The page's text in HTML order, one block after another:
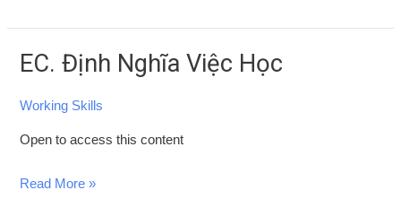
Bạn
EC. Định Nghĩa Việc Học
Working Skills
Open to access this content
EC.
Nghĩa
Việc
Read More »